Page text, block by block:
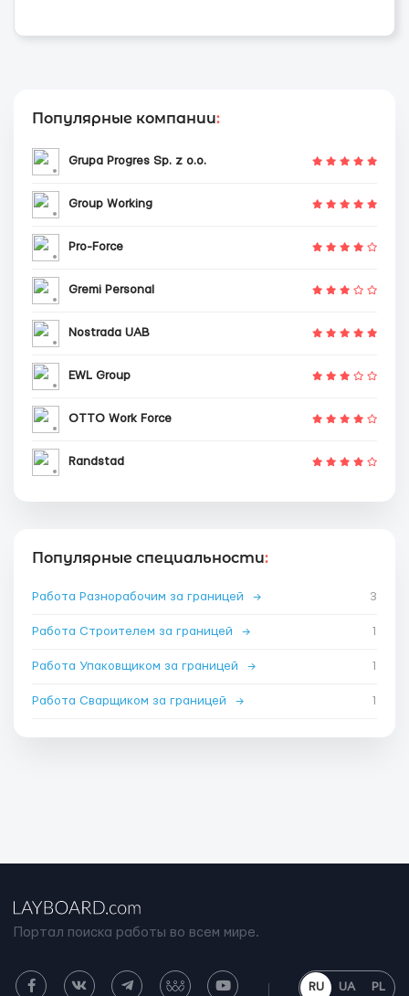
Популярные компании:
Grupa Progres Sp. z o.o.
Group Working
Pro-Force
Gremi Personal
Nostrada UAB
EWL Group
OTTO Work Force
Randstad
Популярные специальности:
Работа Разнорабочим за границей → 3
Работа Строителем за границей → 1
Работа Упаковщиком за границей → 1
Работа Сварщиком за границей → 1
Портал поиска работы во всем мире.
RU UA PL